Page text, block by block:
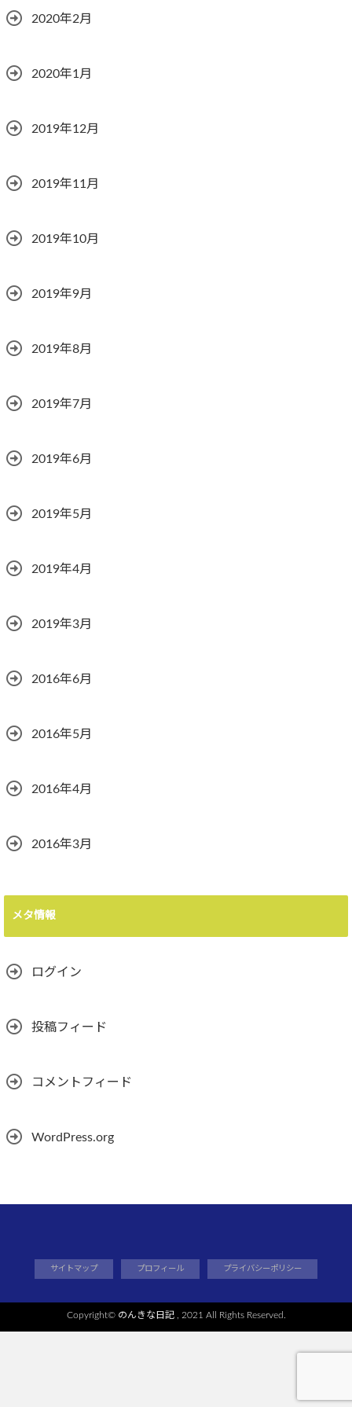
2020年2月
2020年1月
2019年12月
2019年11月
2019年10月
2019年9月
2019年8月
2019年7月
2019年6月
2019年5月
2019年4月
2019年3月
2016年6月
2016年5月
2016年4月
2016年3月
メタ情報
ログイン
投稿フィード
コメントフィード
WordPress.org
サイトマップ プロフィール プライバシーポリシー
Copyright© のんきな日記, 2021 All Rights Reserved.